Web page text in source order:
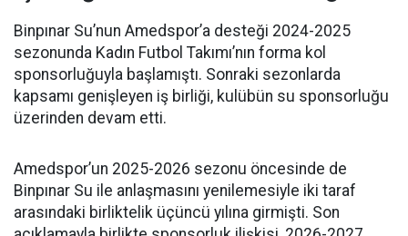
Binpınar Su’nun Amedspor’a desteği 2024-2025
sezonunda Kadın Futbol Takımı’nın forma kol
sponsorluğuyla başlamıştı. Sonraki sezonlarda
kapsamı genişleyen iş birliği, kulübün su sponsorluğu
üzerinden devam etti.
Amedspor’un 2025-2026 sezonu öncesinde de
Binpınar Su ile anlaşmasını yenilemesiyle iki taraf
arasındaki birliktelik üçüncü yılına girmişti. Son